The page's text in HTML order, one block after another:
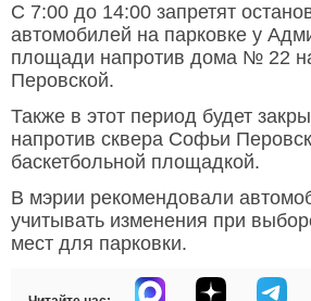
С 7:00 до 14:00 запретят
автомобилей на парковке у
площади напротив дома № 22
Перовской.
Также в этот период будет
напротив сквера Софьи
баскетбольной площадкой.
В мэрии рекомендовали
учитывать изменения при
мест для парковки.